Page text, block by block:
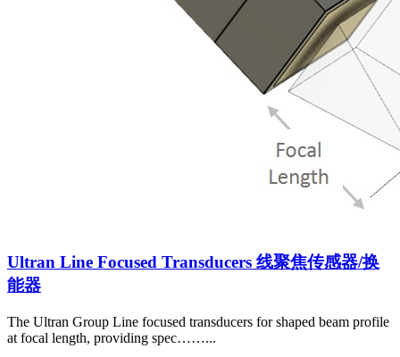
Ultran Line Focused Transducers 线聚焦传感器/换
能器
The Ultran Group Line focused transducers for shaped beam profile
at focal length, providing spec……...